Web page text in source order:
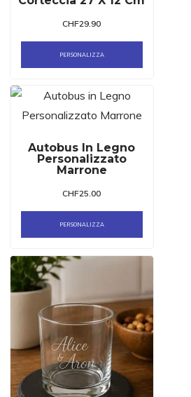
CHF29.90
PERSONALIZZA
Autobus In Legno
Personalizzato
Marrone
CHF25.00
PERSONALIZZA